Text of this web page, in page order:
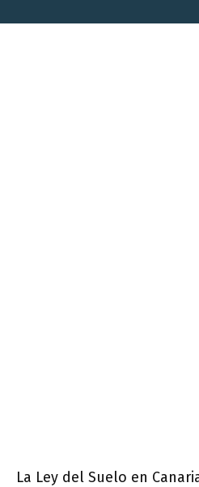
La Ley del Suelo en